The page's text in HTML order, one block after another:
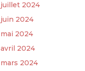
juillet 2024
juin 2024
mai 2024
avril 2024
mars 2024